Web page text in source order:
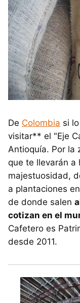
De Colombia si
visitar** el "Eje
Antioquía. Por la
que te llevarán a
majestuosidad,
a plantaciones
de donde salen
cotizan en el
Cafetero es
desde 2011.